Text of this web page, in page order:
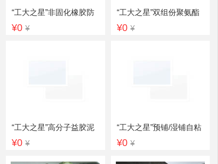
“工大之星”非固化橡胶防
水涂料
¥0 ¥
“工大之星”双组份聚氨酯
（911）防水涂料
¥0¥
“工大之星”高分子益胶泥
¥0 ¥
“工大之星”预铺/湿铺自粘
高分子复合防水卷材
¥0¥